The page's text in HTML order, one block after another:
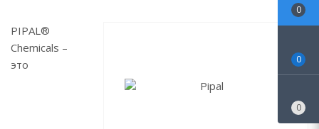
PIPAL®
Chemicals –
это
0
0
0